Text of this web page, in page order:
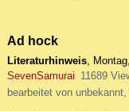
Ad hock
Literaturhinweis,
SevenSamurai 11689
bearbeitet von